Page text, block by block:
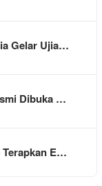
Gelar Ujia…
Dibuka …
Terapkan E…